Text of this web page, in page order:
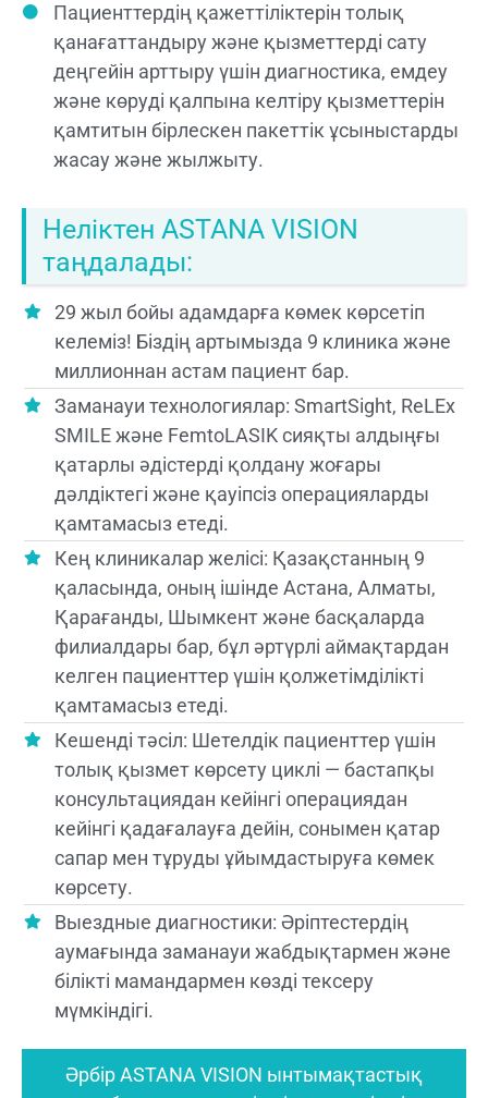
Пациенттердің қажеттіліктерін толық
қанағаттандыру және қызметтерді сату
деңгейін арттыру үшін диагностика, емдеу
және көруді қалпына келтіру қызметтерін
қамтитын бірлескен пакеттік ұсыныстарды
жасау және жылжыту.
Неліктен ASTANA VISION
таңдалады:
29 жыл бойы адамдарға көмек көрсетіп
келеміз! Біздің артымызда 9 клиника және
миллионнан астам пациент бар.
Заманауи технологиялар: SmartSight, ReLEx
SMILE және FemtoLASIK сияқты алдыңғы
қатарлы әдістерді қолдану жоғары
дәлдіктегі және қауіпсіз операцияларды
қамтамасыз етеді.
Кең клиникалар желісі: Қазақстанның 9
қаласында, оның ішінде Астана, Алматы,
Қарағанды, Шымкент және басқаларда
филиалдары бар, бұл әртүрлі аймақтардан
келген пациенттер үшін қолжетімділікті
қамтамасыз етеді.
Кешенді тәсіл: Шетелдік пациенттер үшін
толық қызмет көрсету циклі — бастапқы
консультациядан кейінгі операциядан
кейінгі қадағалауға дейін, сонымен қатар
сапар мен тұруды ұйымдастыруға көмек
көрсету.
Выездные диагностики: Әріптестердің
аумағында заманауи жабдықтармен және
білікті мамандармен көзді тексеру
мүмкіндігі.
Әрбір ASTANA VISION ынтымақтастық